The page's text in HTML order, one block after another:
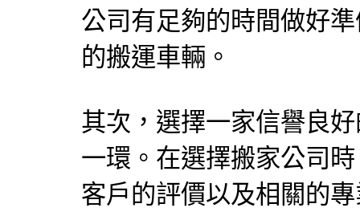
公司有足夠的時間做好
的搬運車輛。
其次，選擇一家信譽良
一環。在選擇搬家公司
客戶的評價以及相關的